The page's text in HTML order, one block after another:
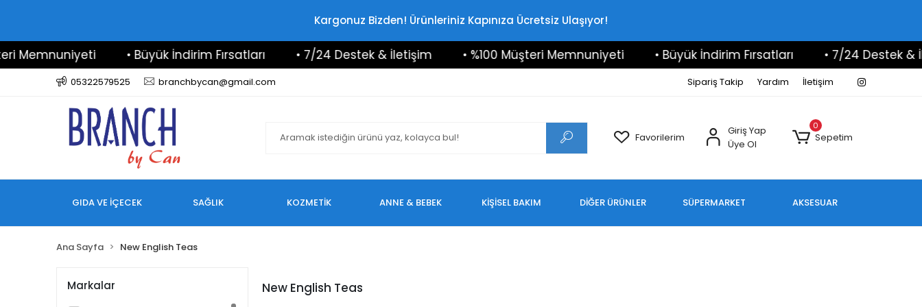
Kargonuz Bizden! Ürünleriniz Kapınıza Ücretsiz Ulaşıyor!
Memnuniyeti • Büyük İndirim Fırsatları • 7/24 Destek & İletişim • %100 Müşteri Memnuniyeti • Büyük İndirim Fırsatları • 7/24 Destek &
05322579525 branchbycan@gmail.com Sipariş Takip Yardım İletişim
Favorilerim
Giriş Yap
Üye Ol
0
Sepetim
GIDA VE İÇECEK SAĞLIK KOZMETİK ANNE & BEBEK KİŞİSEL BAKIM DİĞER ÜRÜNLER SÜPERMARKET AKSESUAR
Ana Sayfa New English Teas
Markalar New English Teas